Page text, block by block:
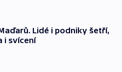
Lidé i podniky šetří,
i svícení